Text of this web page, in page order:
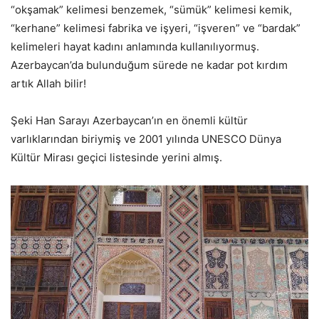
“okşamak” kelimesi benzemek, “sümük” kelimesi kemik,
“kerhane” kelimesi fabrika ve işyeri, “işveren” ve “bardak”
kelimeleri hayat kadını anlamında kullanılıyormuş.
Azerbaycan’da bulunduğum sürede ne kadar pot kırdım
artık Allah bilir!
Şeki Han Sarayı Azerbaycan’ın en önemli kültür
varlıklarından biriymiş ve 2001 yılında UNESCO Dünya
Kültür Mirası geçici listesinde yerini almış.